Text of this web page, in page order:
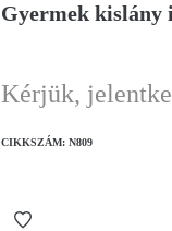
Gyermek kislány
Kérjük,
CIKKSZÁM: N809